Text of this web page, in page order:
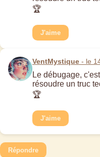
🏆
J'aime
VentMystique - le
Le débugage,
résoudre un truc
🏆
J'aime
Répondre